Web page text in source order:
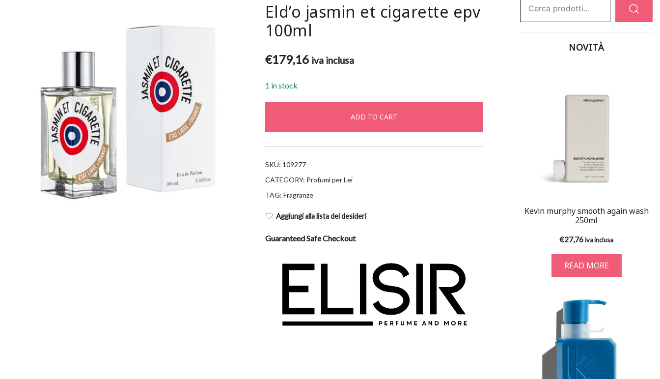
Eld’o jasmin et cigarette epv
100ml
€179,16 iva inclusa
1 in stock
ADD TO CART
SKU: 109277
CATEGORY: Profumi per Lei
TAG: Fragranze
Aggiungi alla lista dei desideri
Guaranteed Safe Checkout
NOVITÀ
Kevin murphy smooth again wash
250ml
€27,76iva inclusa
READ MORE